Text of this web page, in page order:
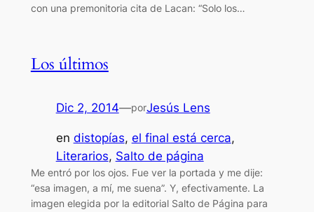
con una premonitoria cita de Lacan: “Solo los…
Los últimos
Dic 2, 2014—porJesús Lens
en distopías, el final está cerca
Literarios, Salto de página
Me entró por los ojos. Fue ver la portada y me dije:
“esa imagen, a mí, me suena”. Y, efectivamente. La
imagen elegida por la editorial Salto de Página para